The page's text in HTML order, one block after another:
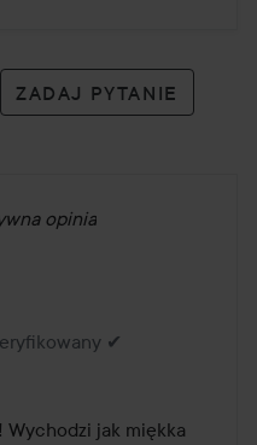
ZADAJ PYTANIE
opinia
rok temu
✔
Wychodzi jak miękka